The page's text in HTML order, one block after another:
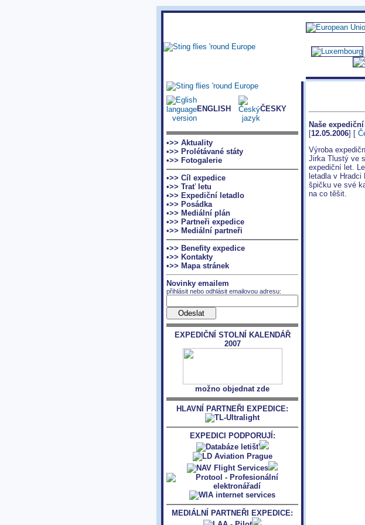
ENGLISH ČESKY
•>> Aktuality
•>> Prolétávané státy
•>> Fotogalerie
•>> Cíl expedice
•>> Trať letu
•>> Expediční letadlo
•>> Posádka
•>> Mediální plán
•>> Partneři expedice
•>> Mediální partneři
•>> Benefity expedice
•>> Kontakty
•>> Mapa stránek
Novinky emailem
přihlásit nebo odhlásit emailovou adresu:
EXPEDIČNÍ STOLNÍ KALENDÁŘ
2007
možno objednat zde
HLAVNÍ PARTNEŘI EXPEDICE:
EXPEDICI PODPORUJÍ:
MEDIÁLNÍ PARTNEŘI EXPEDICE:
Naše
[12.05.2006] [
Výroba
Jirka Tlustý ve
expediční let.
letadla v
špičku ve své
na co těšit.